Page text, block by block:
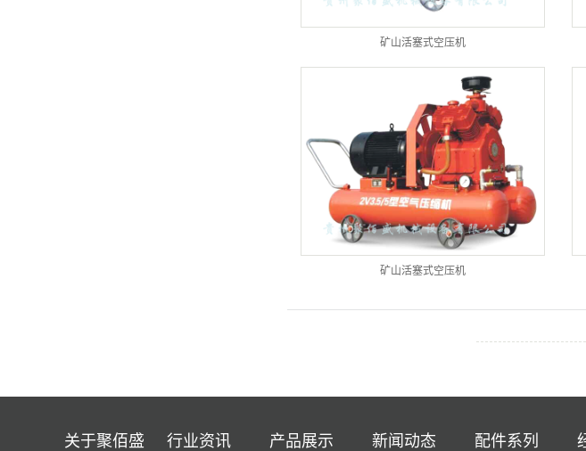
矿山活塞式空压机
矿山活塞式空压机
关于聚佰盛 行业资讯 产品展示 新闻动态 配件系列